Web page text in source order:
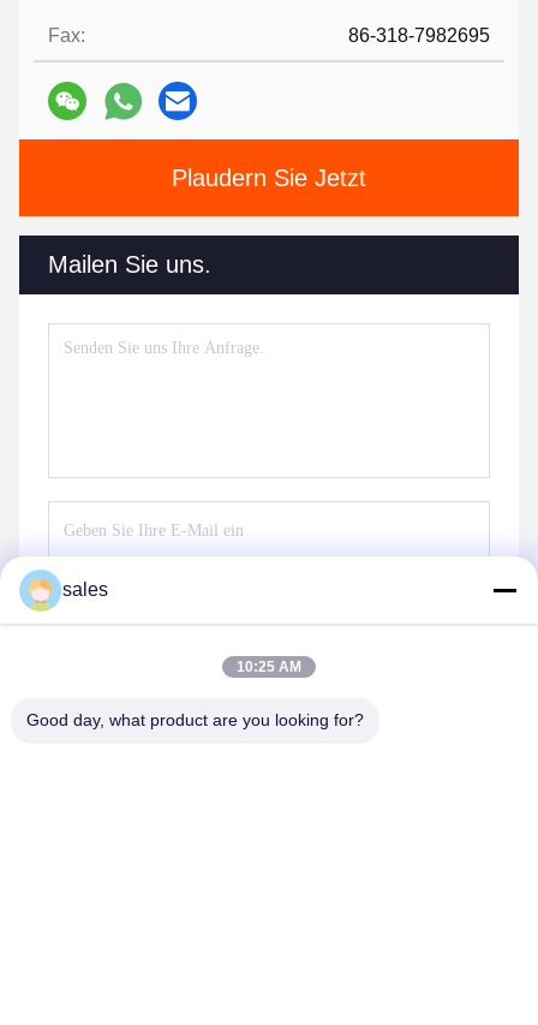
Fax: 86-318-7982695
Plaudern Sie Jetzt
Mailen Sie uns.
Senden
sales
10:25 AM
Good day, what product are you looking for?